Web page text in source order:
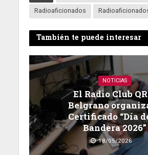
Radioaficionados
También te puede interesar
NOTICIAS
El Radio Club
Belgrano
Certificado “Día
Bandera 2026”
18/05/2026